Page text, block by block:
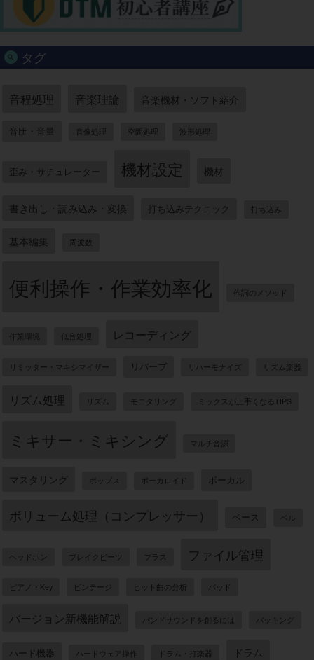
タグ
音程処理 音楽理論 音楽機材・ソフト紹介
音圧・音量 音像処理 空間処理 波形処理
歪み・サチュレーター 機材設定 機材
書き出し・読み込み・変換 打ち込みテクニック 打ち込み
基本編集 周波数
便利操作・作業効率化 作詞のメソッド
作業環境 低音処理 レコーディング
リミッター・マキシマイザー リバーブ リハーモナイズ リズム楽器
リズム処理 リズム モニタリング ミックスが上手くなるTIPS
ミキサー・ミキシング マルチ音源
マスタリング ポップス ボーカロイド ボーカル
ボリューム処理（コンプレッサー） ベース ベル
ヘッドホン ブレイクビーツ ブラス ファイル管理
ピアノ・Key ビンテージ ヒット曲の分析 パッド
バージョン新機能解説 バンドサウンドを創るには バッキング
ハード機器 ハードウェア操作 ドラム・打楽器 ドラム